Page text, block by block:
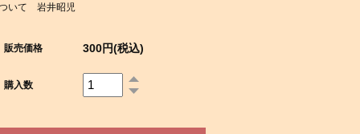
いて 岩井昭児
販売価格 300円(税込)
購入数